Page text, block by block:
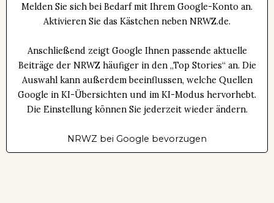
Melden Sie sich bei Bedarf mit Ihrem Google-Konto an.
Aktivieren Sie das Kästchen neben NRWZ.de.
Anschließend zeigt Google Ihnen passende aktuelle
Beiträge der NRWZ häufiger in den „Top Stories“ an. Die
Auswahl kann außerdem beeinflussen, welche Quellen
Google in KI-Übersichten und im KI-Modus hervorhebt.
Die Einstellung können Sie jederzeit wieder ändern.
NRWZ bei Google bevorzugen